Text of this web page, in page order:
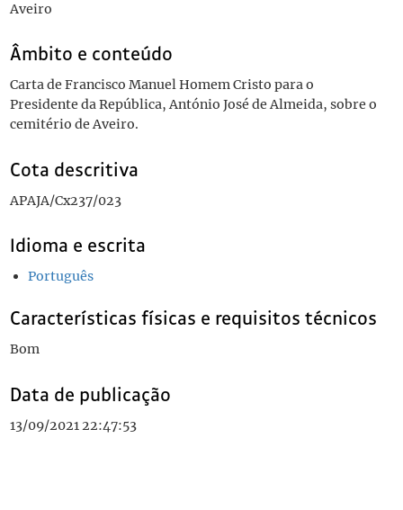
Aveiro
Âmbito e conteúdo
Carta de Francisco Manuel Homem Cristo para o
Presidente da República, António José de Almeida, sobre o
cemitério de Aveiro.
Cota descritiva
APAJA/Cx237/023
Idioma e escrita
Português
Características físicas e requisitos técnicos
Bom
Data de publicação
13/09/2021 22:47:53